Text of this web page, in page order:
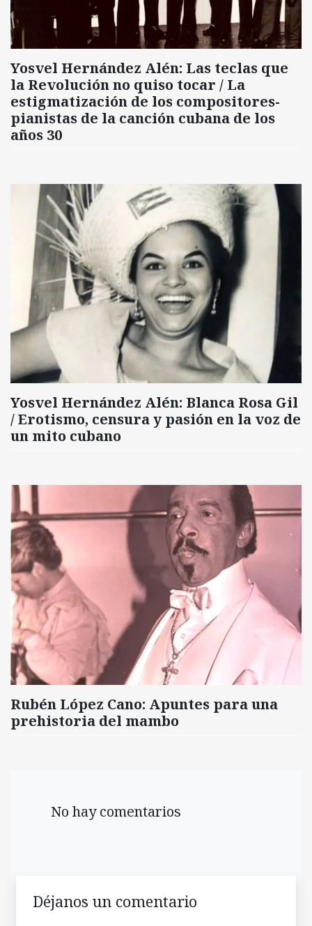
Yosvel Hernández Alén: Las teclas que
la Revolución no quiso tocar / La
estigmatización de los compositores-
pianistas de la canción cubana de los
años 30
Yosvel Hernández Alén: Blanca Rosa Gil
/ Erotismo, censura y pasión en la voz de
un mito cubano
Rubén López Cano: Apuntes para una
prehistoria del mambo
No hay comentarios
Déjanos un comentario